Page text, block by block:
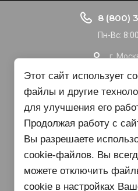
Copyright ©
8 (800)
Пн-Вс:
г.
Этот сайт использует
файлы и другие
для улучшения его
Продолжая работу с
Вы разрешаете
cookie-файлов. Вы
можете отключить
cookie в настройках